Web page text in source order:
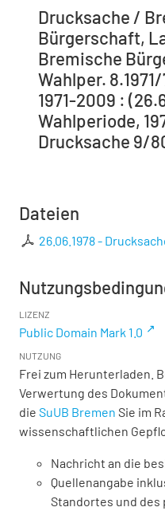
Drucksache /
Bürgerschaft,
Bremische
Wahlper.
1971-2009 :
Wahlperiode,
Drucksache 9/
Dateien
26.06.1978 -
LIZENZ
Public Domain Mark 1.0
NUTZUNG
Frei zum Herunterladen.
Verwertung des
die SuUB Bremen Sie im
wissenschaftlichen
Nachricht an die
Quellenangabe
Standortes und